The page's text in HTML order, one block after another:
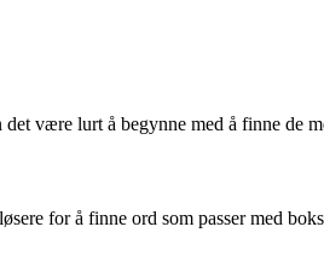
være lurt å begynne med å finne de
for å finne ord som passer med